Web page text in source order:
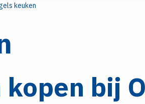
keuken
bij